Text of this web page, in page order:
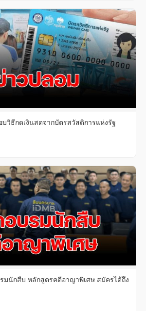
บวิธีกดเงินสดจากบัตรสวัสดิการแห่งรัฐ
มนักสืบ หลักสูตรคดีอาญาพิเศษ สมัครได้ถึง